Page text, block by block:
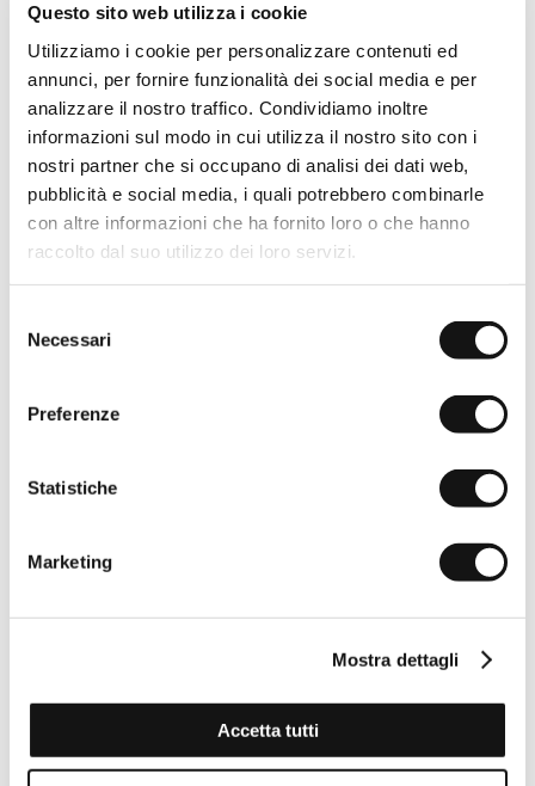
Questo sito web utilizza i cookie
Utilizziamo i cookie per personalizzare contenuti ed
annunci, per fornire funzionalità dei social media e per
analizzare il nostro traffico. Condividiamo inoltre
informazioni sul modo in cui utilizza il nostro sito con i
nostri partner che si occupano di analisi dei dati web,
pubblicità e social media, i quali potrebbero combinarle
con altre informazioni che ha fornito loro o che hanno
raccolto dal suo utilizzo dei loro servizi.
delNecessari
Preferenze
Statistiche
Marketing
Mostra dettagli
Accetta tutti
Giacca Softshell con
cappuccio - Khaky
€99,50 €199,00
Giacca camicia in cotone -
€94,50 €189,00
Giacca Trucker in denim -
€189,00
EVERY DAY